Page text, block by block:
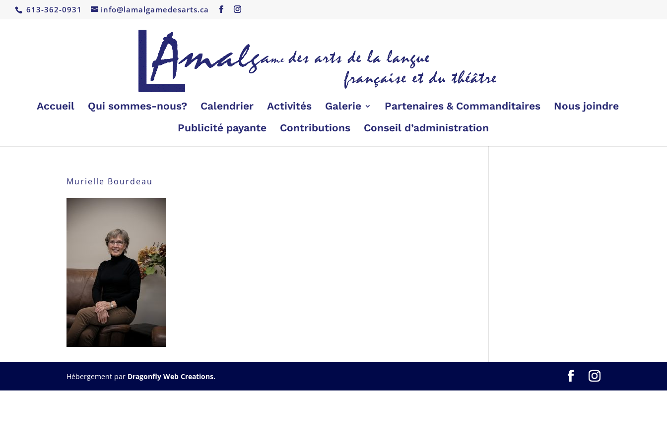
613-362-0931 info@lamalgamedesarts.ca
Accueil Qui sommes-nous? Calendrier Activités Galerie Partenaires & Commanditaires
Nous joindre
Publicité payante
Contributions Conseil d’administration
Murielle Bourdeau
Hébergement par Dragonfly Web Creations.